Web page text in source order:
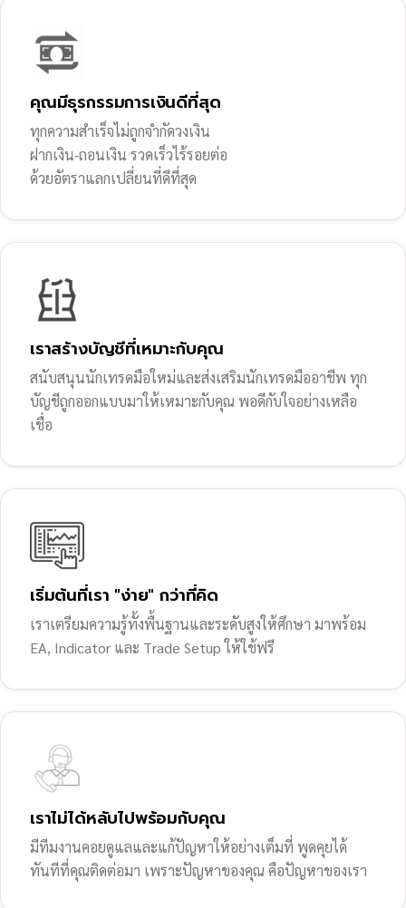
คุณมีธุรกรรมการเงินดีที่สุด
ทุกความสำเร็จไม่ถูกจำกัดวงเงิน
ฝากเงิน-ถอนเงิน รวดเร็วไร้รอยต่อ
ด้วยอัตราแลกเปลี่ยนที่ดีที่สุด
เราสร้างบัญชีที่เหมาะกับคุณ
สนับสนุนนักเทรดมือใหม่และส่งเสริมนักเทรดมืออาชีพ ทุก
บัญชีถูกออกแบบมาให้เหมาะกับคุณ พอดีกับใจอย่างเหลือ
เชื่อ
เริ่มต้นที่เรา "ง่าย" กว่าที่คิด
เราเตรียมความรู้ทั้งพื้นฐานและระดับสูงให้ศึกษา มาพร้อม
EA, Indicator และ Trade Setup ให้ใช้ฟรี
เราไม่ได้หลับไปพร้อมกับคุณ
มีทีมงานคอยดูแลและแก้ปัญหาให้อย่างเต็มที่ พูดคุยได้
ทันทีที่คุณติดต่อมา เพราะปัญหาของคุณ คือปัญหาของเรา